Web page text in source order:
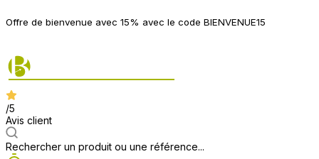
Offre de bienvenue avec 15% avec le code BIENVENUE15
/5
Avis client
Rechercher un produit ou une référence...